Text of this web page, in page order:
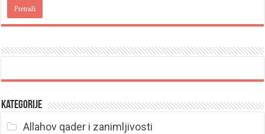
Kategorije
Allahov qader i zanimljivosti